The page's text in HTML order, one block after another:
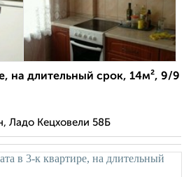
на длительный срок, 14м², 9/9
Ладо Кецховели 58Б